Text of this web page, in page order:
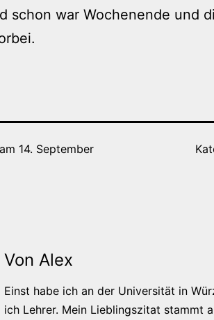
schon war Wochenende und
14. September
Von Alex
Einst habe ich an der Universität in
ich Lehrer. Mein Lieblingszitat stammt